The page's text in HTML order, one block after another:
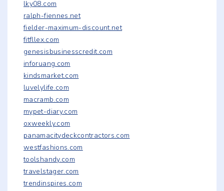
lky08.com
ralph-fiennes.net
fielder-maximum-discount.net
fitfllex.com
genesisbusinesscredit.com
inforuang.com
kindsmarket.com
luvelylife.com
macramb.com
mypet-diary.com
oxweekly.com
panamacitydeckcontractors.com
westfashions.com
toolshandy.com
travelstager.com
trendinspires.com